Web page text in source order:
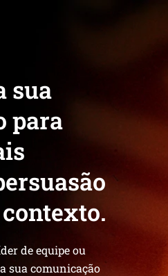
sua
para
de equipe ou
sua comunicação